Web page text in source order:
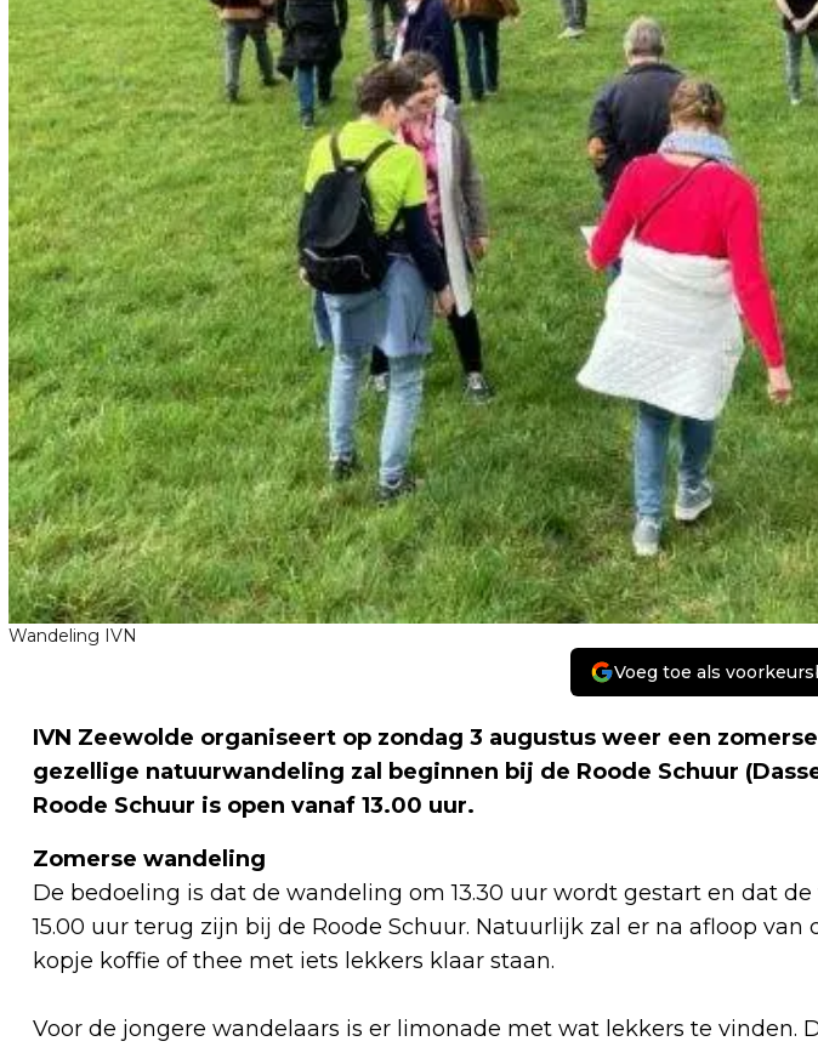
Wandeling IVN
Voeg toe als
IVN Zeewolde organiseert op zondag 3 augustus weer een
gezellige natuurwandeling zal beginnen bij de Roode Schuur
Roode Schuur is open vanaf 13.00 uur.
Zomerse wandeling
De bedoeling is dat de wandeling om 13.30 uur wordt gestart en dat
15.00 uur terug zijn bij de Roode Schuur. Natuurlijk zal er na afloop van
kopje koffie of thee met iets lekkers klaar staan.
Voor de jongere wandelaars is er limonade met wat lekkers te vinden.